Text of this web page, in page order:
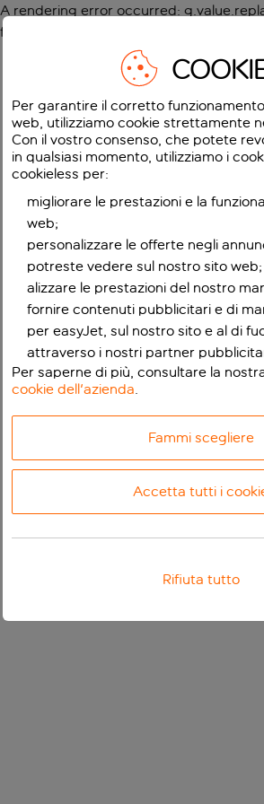
A rendering error occurred:
function
Per garantire il corretto
web, utilizziamo cookie strettamente
Con il vostro consenso, che potete
in qualsiasi momento, utilizziamo i
cookieless per:
migliorare le prestazioni e la
web;
personalizzare le offerte negli
potreste vedere sul nostro sito web;
alizzare le prestazioni del nostro
fornire contenuti pubblicitari e di
per easyJet, sul nostro sito e al di
attraverso i nostri partner
Per saperne di più, consultare la
cookie dell'azienda.
Fammi scegliere
Accetta tutti i
Rifiuta tutto